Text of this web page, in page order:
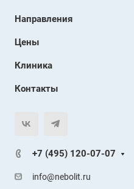
Направления
Цены
Клиника
Контакты
+7 (495) 120-07-07
info@nebolit.ru